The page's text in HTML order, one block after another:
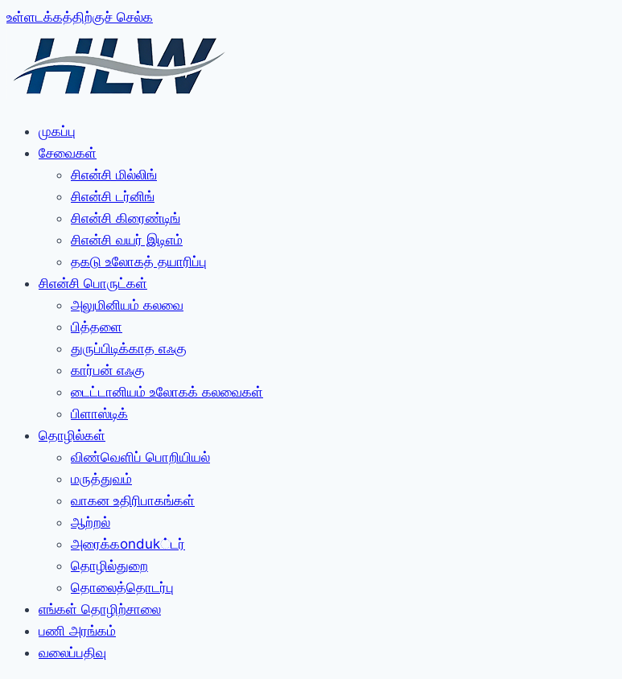
உள்ளடக்கத்திற்குச் செல்க
முகப்பு
சேவைகள்
சிஎன்சி மில்லிங்
சிஎன்சி டர்னிங்
சிஎன்சி கிரைண்டிங்
சிஎன்சி வயர் இடிஎம்
தகடு உலோகத் தயாரிப்பு
சிஎன்சி பொருட்கள்
அலுமினியம் கலவை
பித்தளை
துருப்பிடிக்காத எஃகு
கார்பன் எஃகு
டைட்டானியம் உலோகக் கலவைகள்
பிளாஸ்டிக்
தொழில்கள்
விண்வெளிப் பொறியியல்
மருத்துவம்
வாகன உதிரிபாகங்கள்
ஆற்றல்
அரைக்கonduk்டர்
தொழில்துறை
தொலைத்தொடர்பு
எங்கள் தொழிற்சாலை
பணி அரங்கம்
வலைப்பதிவு